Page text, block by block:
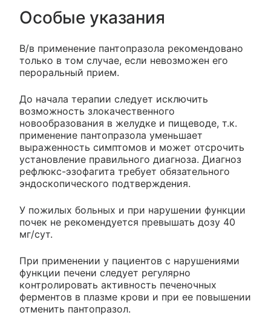
Особые указания
В/в применение пантопразола рекомендовано
только в том случае, если невозможен его
пероральный прием.
До начала терапии следует исключить
возможность злокачественного
новообразования в желудке и пищеводе, т.к.
применение пантопразола уменьшает
выраженность симптомов и может отсрочить
установление правильного диагноза. Диагноз
рефлюкс-эзофагита требует обязательного
эндоскопического подтверждения.
У пожилых больных и при нарушении функции
почек не рекомендуется превышать дозу 40
мг/сут.
При применении у пациентов с нарушениями
функции печени следует регулярно
контролировать активность печеночных
ферментов в плазме крови и при ее повышении
отменить пантопразол.